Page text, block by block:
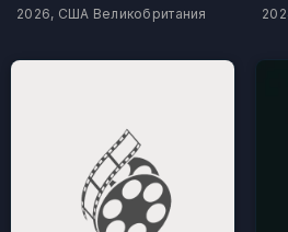
2026, США Великобритания